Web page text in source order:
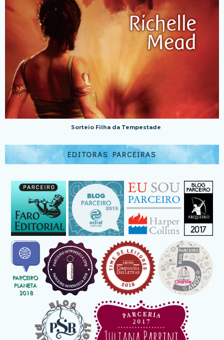
Sorteio Filha da Tempestade
EDITORAS PARCEIRAS